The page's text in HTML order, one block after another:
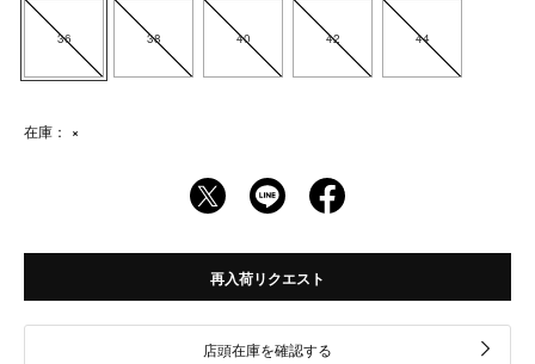
36 38 40 42 44
在庫： ×
再入荷リクエスト
店頭在庫を確認する